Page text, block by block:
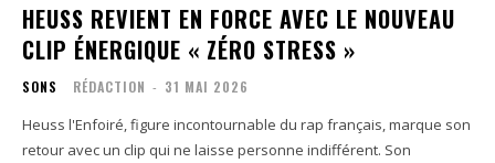
HEUSS REVIENT EN FORCE AVEC LE NOUVEAU
CLIP ÉNERGIQUE « ZÉRO STRESS »
SONS RÉDACTION - 31 MAI 2026
Heuss l'Enfoiré, figure incontournable du rap français, marque son
retour avec un clip qui ne laisse personne indifférent. Son